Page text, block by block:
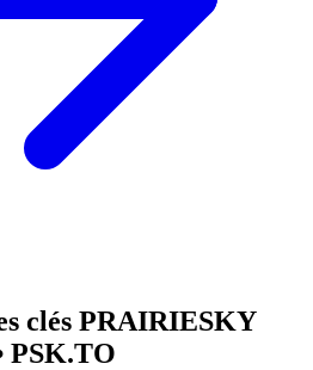
clés PRAIRIESKY
PSK.TO